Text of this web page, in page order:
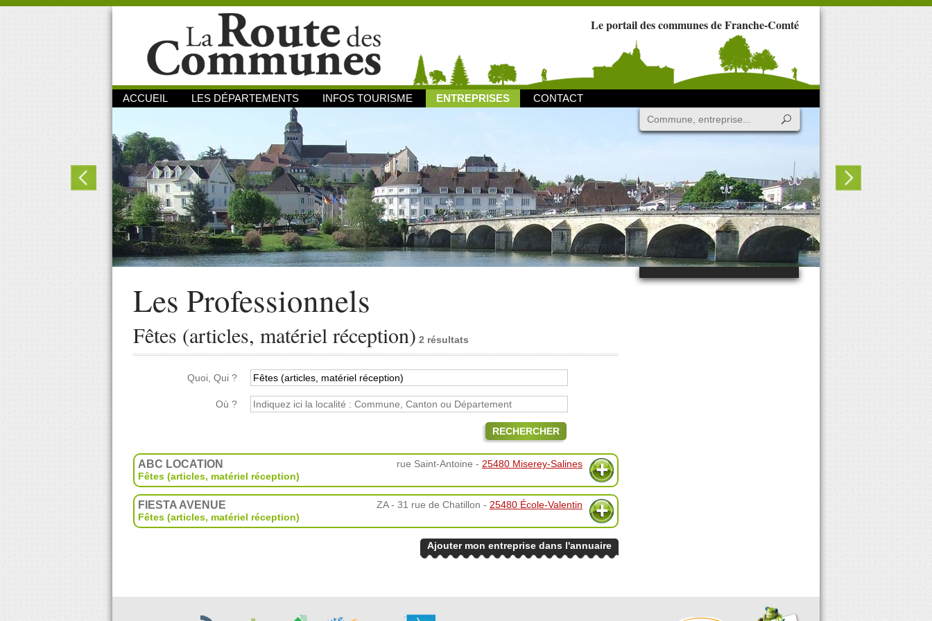
Le portail des communes de Franche-Comté
ACCUEIL LES DÉPARTEMENTS INFOS TOURISME ENTREPRISES CONTACT
Les Professionnels
Fêtes (articles, matériel réception) 2 résultats
Quoi, Qui ?
Où ?
RECHERCHER
ABC LOCATION rue Saint-Antoine - 25480 Miserey-Salines
Fêtes (articles, matériel réception)
FIESTA AVENUE ZA - 31 rue de Chatillon - 25480 École-Valentin
Fêtes (articles, matériel réception)
Ajouter mon entreprise dans l'annuaire